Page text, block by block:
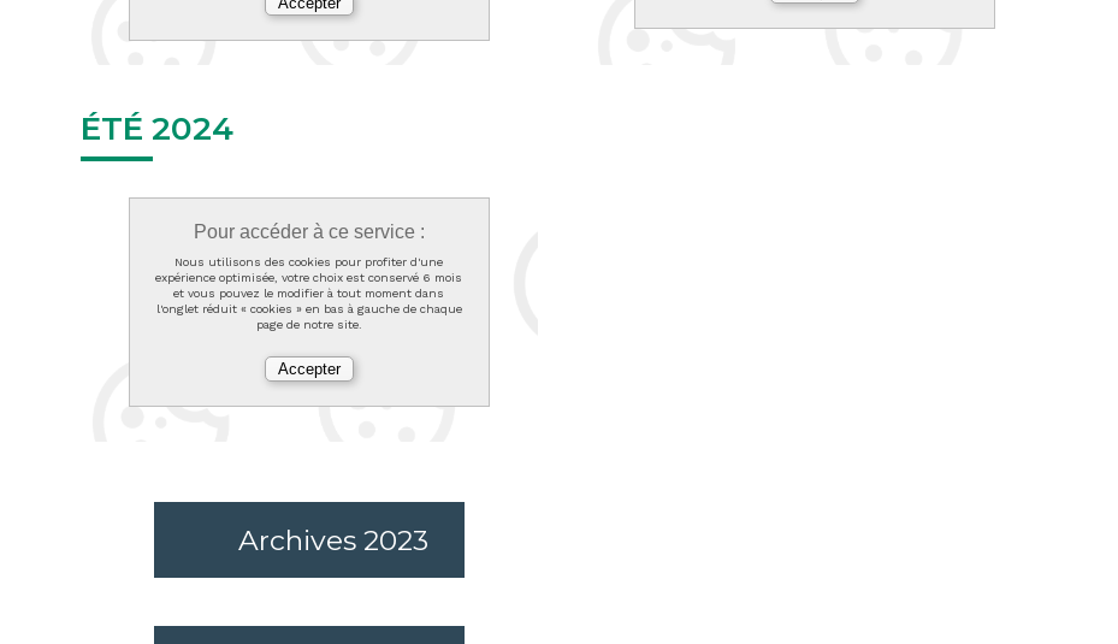
ÉTÉ 2024
Pour accéder à ce service :
Nous utilisons des cookies pour profiter d'une
expérience optimisée, votre choix est conservé 6 mois
et vous pouvez le modifier à tout moment dans
l'onglet réduit « cookies » en bas à gauche de chaque
page de notre site.
Archives 2023